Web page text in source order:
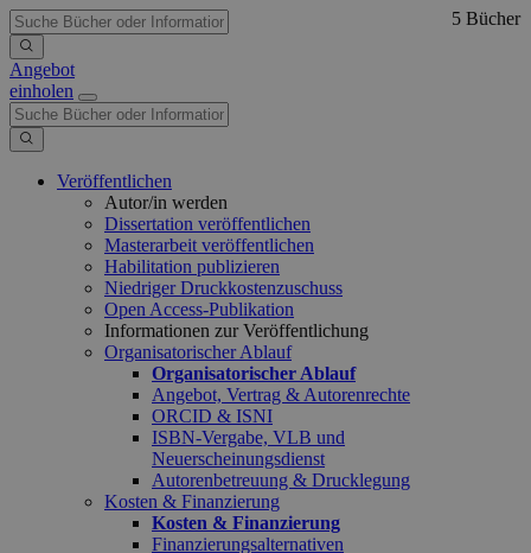
Angebot
einholen
Veröffentlichen
Autor/in werden
Dissertation veröffentlichen
Masterarbeit veröffentlichen
Habilitation publizieren
Niedriger Druckkostenzuschuss
Open Access-Publikation
Informationen zur Veröffentlichung
Organisatorischer Ablauf
Organisatorischer Ablauf
Angebot, Vertrag & Autorenrechte
ORCID & ISNI
ISBN-Vergabe, VLB und
Neuerscheinungsdienst
Autorenbetreuung & Drucklegung
Kosten & Finanzierung
Kosten & Finanzierung
Finanzierungsalternativen
5 Bücher